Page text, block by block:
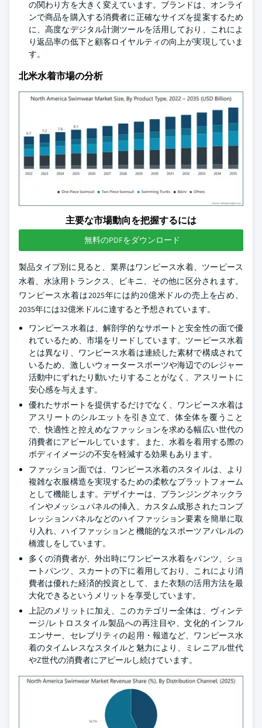
の関わり方を大きく変えています。ブランドは、オンライ
ンで商品を購入する消費者に正確なサイズを提案するため
に、高度なデジタル計測ツールを活用しており、これによ
り返品率の低下と顧客ロイヤルティの向上が実現していま
す。
北米水着市場の分析
主要な市場動向を把握するには
無料のPDFをダウンロード
製品タイプ別に見ると、業界はワンピース水着、ツーピース
水着、水泳用トランクス、ビキニ、その他に区分されます。
ワンピース水着は2025年には約20億米ドルの売上を占め、
2035年には32億米ドルに達すると予想されています。
ワンピース水着は、解剖学的なサポートと安全性の面で優
れているため、市場をリードしています。ツーピース水着
とは異なり、ワンピース水着は連続した素材で構成されて
いるため、激しいウォータースポーツや海辺でのレジャー
活動中にずれたり動いたりすることがなく、アスリートに
安心感を与えます。
優れたサポートを提供するだけでなく、ワンピース水着は
アスリートのシルエットを引き立て、体全体を覆うこと
で、快適性と控えめなファッションを求める幅広い世代の
消費者にアピールしています。また、水着を着用する際の
ボディイメージの不安を軽減する効果もあります。
ファッション面では、ワンピース水着のスタイルは、より
複雑な衣服構造を実現するための柔軟なプラットフォーム
として機能します。デザイナーは、プランジングネックラ
インやメッシュパネルの挿入、カスタム成形されたコンプ
レッションパネルなどのハイファッション要素を簡単に取
り入れ、ハイファッションと機能的なスポーツアパレルの
橋渡しをしています。
多くの消費者が、外出時にワンピース水着をパンツ、ショ
ートパンツ、スカートの下に着用しており、これにより消
費者は優れた経済的投資として、また衣類の活用方法を最
大化できるというメリットを享受しています。
上記のメリットに加え、このカテゴリー全体は、ヴィンテ
ージ/レトロスタイル製品への再注目や、文化的インフル
エンサー、セレブリティの起用・報道など、ワンピース水
着のタイムレスなスタイルと魅力により、ミレニアル世代
やZ世代の消費者にアピールし続けています。